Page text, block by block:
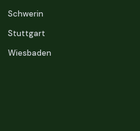
Schwerin
Stuttgart
Wiesbaden